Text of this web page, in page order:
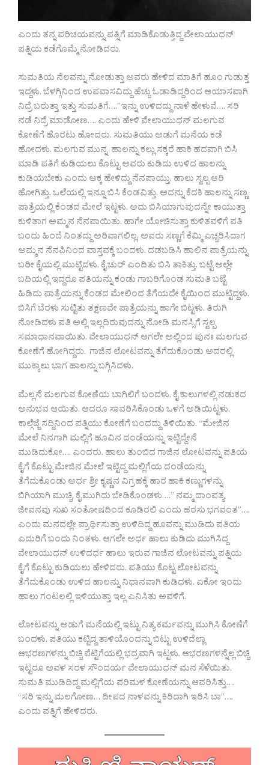
ಎಂದು ತನ್ನ ಪರಿಚಯವನ್ನು ಪತ್ನಿಗೆ ಮಾಡಿಕೊಡುತ್ತಿದ್ದ ವೇಲಾಯುಧನ್
ಪತ್ನಿಯ ಕಡೆಗೊಮ್ಮೆ ನೋಡಿದರು.
ಸುಮತಿಯ ನೆಲವನ್ನು ನೋಡುತ್ತಾ ಅವರು ಹೇಳಿದ ಮಾತಿಗೆ ಹೂಂ ಗುಡುತ್ತ
ಇದ್ದಳು. ಬೆಳಗ್ಗಿನಿಂದ ಉಪವಾಸವಿದ್ದು ಹೆಚ್ಚು ಓಡಾಡಿದ್ದರಿಂದ ಆಯಾಸವಾಗಿ
ನಿದ್ರೆ ಬರುತ್ತಾ ಇತ್ತು ಸುಮತಿಗೆ….”ಇನ್ನು ಉಳಿದದ್ದು ನಾಳೆ ಹೇಳುವೆ…. ಸರಿ
ನಡೆ ನಿದ್ರೆ ಮಾಡೋಣ…. ಎಂದು ಹೇಳಿ ವೇಲಾಯುಧನ್ ಮಲಗುವ
ಕೋಣೆಗೆ ಹೊರಟು ಹೋದರು. ಸುಮತಿಯು ಅಡುಗೆ ಮನೆಯ ಕಡೆ
ಹೋದಳು. ಮಲಗುವ ಮುನ್ನ ಹಾಲನ್ನು ಕಲ್ಲು ಸಕ್ಕರೆ ಹಾಕಿ ಹದವಾಗಿ ಬಿಸಿ
ಮಾಡಿ ಪತಿಗೆ ಕುಡಿಯಲು ಕೊಟ್ಟು ಅವರು ಕುಡಿದು ಉಳಿದ ಹಾಲನ್ನು
ಕುಡಿಯಬೇಕು ಎಂದು ಅಕ್ಕ ಹೇಳಿದ್ದು ನೆನಪಾಯ್ತು. ಹಾಲು ಸ್ವಲ್ಪ ಆರಿ
ಹೋಗಿತ್ತು. ಒಲೆಯಲ್ಲಿ ಇನ್ನೂ ಬಿಸಿ ಕೆಂಡವಿತ್ತು. ಅದನ್ನು ಕೆದಕಿ ಹಾಲನ್ನು ಸಣ್ಣ
ಪಾತ್ರೆಯಲ್ಲಿ ಕೆಂಡದ ಮೇಲೆ ಇಟ್ಟಳು. ಅದು ಬಿಸಿಯಾಗುವುದನ್ನೇ ಕಾಯುತ್ತಾ
ಕುಳಿತಾಗ ಅಮ್ಮನ ನೆನಪಾಯಿತು. ಹಾಗೇ ಯೋಚಿಸುತ್ತಾ ಕುಳಿತವಳಿಗೆ ಪತಿ
ಬಂದು ಹಿಂದೆ ನಿಂತದ್ದು ಅರಿವಾಗಲಿಲ್ಲ. ಅವರು ಸಣ್ಣಗೆ ಕೆಮ್ಮಿ ಎಚ್ಚರಿಸಿದಾಗ
ಅಮ್ಮನ ನೆನಪಿನಿಂದ ವಾಸ್ತವಕ್ಕೆ ಬಂದಳು. ದಡಬಡಿಸಿ ಹಾಲಿನ ಪಾತ್ರೆಯನ್ನು
ಬರೀ ಕೈಯಲ್ಲಿ ಮುಟ್ಟಿದಳು. ಕೈ ಚುರ್ ಎಂದಿತು ಬಿಸಿ ತಾಕಿತ್ತು. ಬಟ್ಟೆ ಅಲ್ಲೇ
ಬದಿಯಲ್ಲಿ ಇದ್ದರೂ ಪತಿಯನ್ನು ಕಂಡು ಗಾಬರಿಗೊಂಡ ಸುಮತಿ ಬಟ್ಟೆ
ಹಿಡಿದು ಪಾತ್ರೆಯನ್ನು ಕೆಂಡದ ಮೇಲಿಂದ ತೆಗೆಯದೇ ಕೈಯಿಂದ ಮುಟ್ಟಿದ್ದಳು.
ಬಿಸಿಗೆ ಬೆರಳು ಸುಟ್ಟಿತು ತಕ್ಷಣವೇ ಪಾತ್ರೆಯನ್ನು ಹಾಗೇ ಬಿಟ್ಟಳು. ತಿರುಗಿ
ನೋಡಿದಳು ಪತಿ ಅಲ್ಲಿ ಇಲ್ಲದಿರುವುದನ್ನು ನೋಡಿ ಮನಸ್ಸಿಗೆ ಸ್ವಲ್ಪ
ಸಮಾಧಾನವಾಯಿತು. ವೇಲಾಯುಧನ್ ಆಗಲೇ ಅಲ್ಲಿಂದ ಪುನಃ ಮಲಗುವ
ಕೋಣೆಗೆ ಹೋಗಿದ್ದರು. ಗಾಜಿನ ಲೋಟವನ್ನು ತೆಗೆದುಕೊಂಡು ಅದರಲ್ಲಿ
ಮುಕ್ಕಾಲು ಭಾಗ ಹಾಲನ್ನು ಬಗ್ಗಿಸಿದಳು.
ಮೆಲ್ಲನೆ ಮಲಗುವ ಕೋಣೆಯ ಬಾಗಿಲಿಗೆ ಬಂದಳು. ಕೈ ಕಾಲುಗಳಲ್ಲಿ ನಡುಕದ
ಅನುಭವ ಆಯಿತು. ಆದರೂ ಸಾವರಿಸಿಕೊಂಡು ಒಳಗೆ ಅಡಿಯಿಟ್ಟಳು.
ಕಾಲ್ಗೆಜ್ಜೆ ಸದ್ದಿನಿಂದ ಪತ್ನಿಯು ಕೋಣೆಗೆ ಬಂದದ್ದು ತಿಳಿಯಿತು. “ಮೇಜಿನ
ಮೇಲೆ ನಿನಗಾಗಿ ಮಲ್ಲಿಗೆ ಹೂವಿನ ದಂಡೆಯನ್ನು ಇಟ್ಟಿದ್ದೇನೆ
ಮುಡಿದುಕೋ…. ಎಂದರು. ಹಾಲು ತುಂಬಿದ ಗಾಜಿನ ಲೋಟವನ್ನು ಪತಿಯ
ಕೈಗೆ ಕೊಟ್ಟು ಮೇಜಿನ ಮೇಲೆ ಇಟ್ಟಿದ್ದ ಮಲ್ಲಿಗೆಯ ದಂಡೆಯನ್ನು
ತೆಗೆದುಕೊಂಡು ಅರ್ಧ ಶ್ರೀ ಕೃಷ್ಣನ ವಿಗ್ರಹಕ್ಕೆ ಹಾರ ಹಾಕಿ ಕಣ್ಣುಗಳನ್ನು
ಬಿಗಿಯಾಗಿ ಮುಚ್ಚಿ, ಕೈ ಮುಗಿದು ಬೇಡಿಕೊಂಡಳು….” ನಮ್ಮ ದಾಂಪತ್ಯ
ಜೀವನವು ಸುಖ ಸಂತೋಷದಿಂದ ಕೂಡಿರಲಿ ಎಂದು ಹರಸು ಭಗವಂತ”….
ಎಂದು ಮನದಲ್ಲೇ ಪ್ರಾರ್ಥಿಸುತ್ತಾ ಉಳಿದಿದ್ದ ಹೂವನ್ನು ಮುಡಿದು ಪತಿಯ
ಎದುರಿಗೆ ಬಂದು ನಿಂತಳು. ಆಗಲೇ ಅರ್ಧ ಹಾಲು ಕುಡಿದು ಮುಗಿಸಿದ್ದ
ವೇಲಾಯುಧನ್ ಉಳಿದರ್ಧ ಹಾಲು ಇರುವ ಗಾಜಿನ ಲೋಟವನ್ನು ಪತ್ನಿಯ
ಕೈಗೆ ಕೊಟ್ಟು ಕುಡಿಯಲು ಹೇಳಿದರು. ಪತಿಯು ಕೊಟ್ಟ ಲೋಟವನ್ನು
ತೆಗೆದುಕೊಂಡು ಉಳಿದ ಹಾಲನ್ನು ನಿಧಾನವಾಗಿ ಕುಡಿದಳು. ಏಕೋ ಇಂದು
ಹಾಲು ಗಂಟಲಲ್ಲಿ ಇಳಿಯುತ್ತಾ ಇಲ್ಲ ಎನಿಸಿತು ಅವಳಿಗೆ.
ಲೋಟವನ್ನು ಅಡುಗೆ ಮನೆಯಲ್ಲಿ ಇಟ್ಟು ನಿತ್ಯ ಕರ್ಮವನ್ನು ಮುಗಿಸಿ ಕೋಣೆಗೆ
ಬಂದಳು. ಪತಿಯು ಕಟ್ಟಿದ್ದ ತಾಳಿಯೊಂದನ್ನು ಬಿಟ್ಟು ಉಳಿದೆಲ್ಲಾ
ಆಭರಣಗಳನ್ನು ಬಿಚ್ಚಿ ಪೆಟ್ಟಿಗೆಯಲ್ಲಿ ಭದ್ರವಾಗಿ ಇಟ್ಟಳು. ಆಭರಣಗಳನ್ನೆಲ್ಲ ಬಿಚ್ಚಿ
ಇಟ್ಟರೂ ಅವಳ ಸರಳ ಸೌಂದರ್ಯ ವೇಲಾಯುಧನ್ ಮನ ಸೆಳೆಯಿತು.
ಸುಮತಿ ಮುಡಿದಿದ್ದ ಮಲ್ಲಿಗೆಯ ಪರಿಮಳ ಕೋಣೆಯನ್ನು ಆವರಿಸಿತ್ತು….
“ಸರಿ ಇನ್ನು ಮಲಗೋಣ… ದೀಪದ ನಾಳವನ್ನು ಕಿರಿದಾಗಿ ಇರಿಸಿ ಬಾ”….
ಎಂದು ಪತ್ನಿಗೆ ಹೇಳಿದರು.